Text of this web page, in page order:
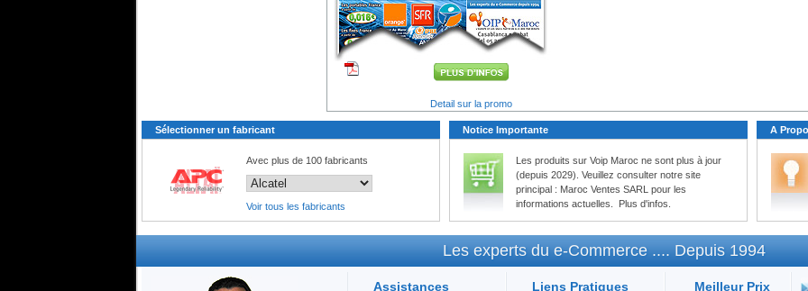
Detail sur la promo
Sélectionner un fabricant
Avec plus de 100 fabricants
Voir tous les fabricants
Notice Importante
Les produits sur Voip Maroc ne sont plus à jour
(depuis 2029). Veuillez consulter notre site
principal : Maroc Ventes SARL pour les
informations actuelles.
Plus d'infos.
A
Les experts du e-Commerce .... Depuis 1994
Assistances Liens Pratiques Meilleur Prix